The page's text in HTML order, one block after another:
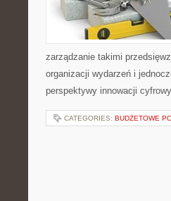
zarządzanie takimi
organizacji wydarzeń i
perspektywy innowacji
CATEGORIES: BUDŻETOWE